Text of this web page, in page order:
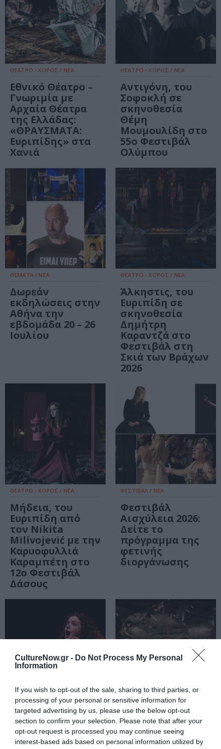
CultureNow.gr - Do Not Process My Personal
Information
If you wish to opt-out of the sale, sharing to third parties, or
processing of your personal or sensitive information for
targeted advertising by us, please use the below opt-out
section to confirm your selection. Please note that after your
opt-out request is processed you may continue seeing
interest-based ads based on personal information utilized by
ΘΕΑΤΡΟ - ΧΟΡΟΣ / ΝΕΑ
Εθνικό Θέατρο –
Γνωριμία με
Αρχαία Θέατρα
της Ελλάδας:
«ΘΡΑΥΣΜΑΤΑ:
Ευριπίδης» στα
Χανιά
ΘΕΑΤΡΟ - ΧΟΡΟΣ / ΝΕΑ
Αντιγόνη, του
Σοφοκλή σε
σκηνοθεσία
Θέμη
Μουμουλίδη στο
55ο Φεστιβάλ
Ολύμπου
ΘΕΜΑΤΑ / ΝΕΑ
Δωρεάν
εκδηλώσεις στην
Αθήνα την
εβδομάδα 20 – 26
Ιουλίου
ΘΕΑΤΡΟ - ΧΟΡΟΣ / ΝΕΑ
Άλκηστις, του
Ευριπίδη σε
σκηνοθεσία
Δημήτρη
Καραντζά στο
Φεστιβάλ στη
Σκιά των Βράχων
2026
ΘΕΑΤΡΟ - ΧΟΡΟΣ / ΝΕΑ
Μήδεια, του
Ευριπίδη από
τον Nikita
Milivojević με την
Καρυοφυλλιά
Καραμπέτη στο
12ο Φεστιβάλ
Δάσους
ΦΕΣΤΙΒΑΛ / ΝΕΑ
Φεστιβάλ
Αισχύλεια 2026:
Δείτε το
πρόγραμμα της
φετινής
διοργάνωσης
ΘΕΑΤΡΟ - ΧΟΡΟΣ / ΝΕΑ
Ιφιγένεια η εν
Αυλίδι, του
Ευριπίδη σε
ΘΕΑΤΡΟ - ΧΟΡΟΣ / ΚΡΙΤΙΚΕΣ -
REVIEWS
Κριτική Θεάτρου
| «Πέρσες» του